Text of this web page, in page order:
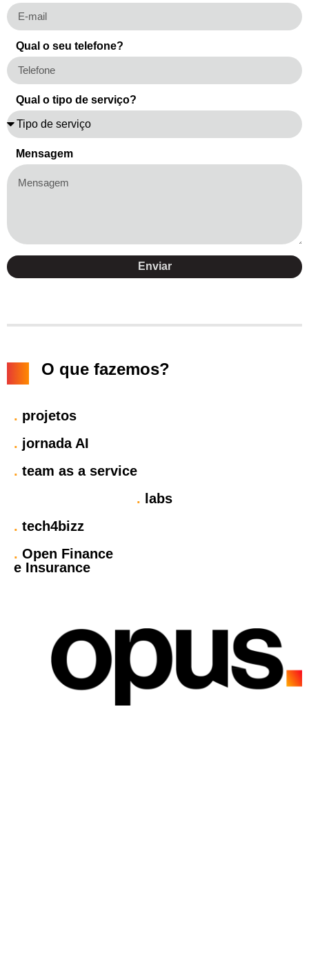
Qual o seu telefone?
Qual o tipo de serviço?
Mensagem
Enviar
O que fazemos?
. projetos
. jornada AI
. team as a service
. labs
. tech4bizz
. Open Finance
e Insurance